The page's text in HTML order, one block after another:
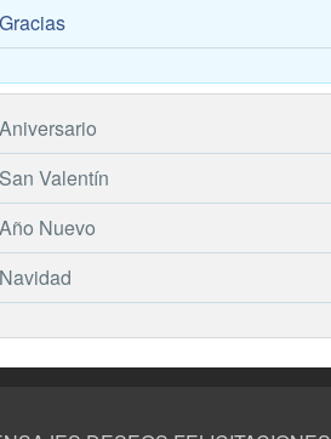
Gracias
Aniversario
San Valentín
Año Nuevo
Navidad